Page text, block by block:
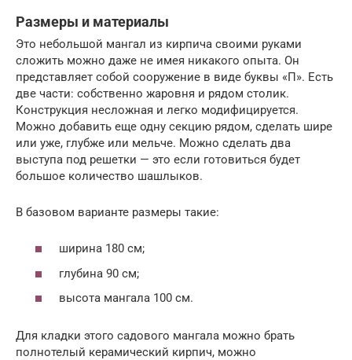
Размеры и материалы
Это небольшой мангал из кирпича своими руками
сложить можно даже не имея никакого опыта. Он
представляет собой сооружение в виде буквы «П». Есть
две части: собственно жаровня и рядом столик.
Конструкция несложная и легко модифицируется.
Можно добавить еще одну секцию рядом, сделать шире
или уже, глубже или мельче. Можно сделать два
выступа под решетки — это если готовиться будет
большое количество шашлыков.
В базовом варианте размеры такие:
ширина 180 см;
глубина 90 см;
высота мангала 100 см.
Для кладки этого садового мангала можно брать
полнотелый керамический кирпич, можно